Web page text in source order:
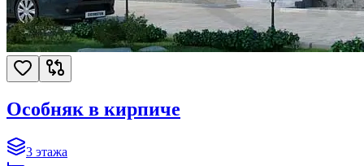
Особняк в кирпиче
3 этажа